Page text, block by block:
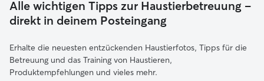
Alle wichtigen Tipps zur Haustierbetreuung –
direkt in deinem Posteingang
Erhalte die neuesten entzückenden Haustierfotos, Tipps für die
Betreuung und das Training von Haustieren,
Produktempfehlungen und vieles mehr.